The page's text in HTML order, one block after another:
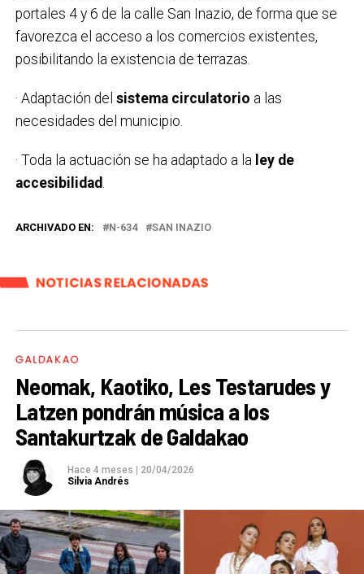
portales 4 y 6 de la calle San Inazio, de forma que se
favorezca el acceso a los comercios existentes,
posibilitando la existencia de terrazas.
· Adaptación del sistema circulatorio a las
necesidades del municipio.
· Toda la actuación se ha adaptado a la ley de
accesibilidad
ARCHIVADO EN: N-634 SAN INAZIO
NOTICIAS RELACIONADAS
GALDAKAO
Neomak, Kaotiko, Les Testarudes y
Latzen pondrán música a los
Santakurtzak de Galdakao
Hace 4 meses
20/04/2026
Silvia Andrés